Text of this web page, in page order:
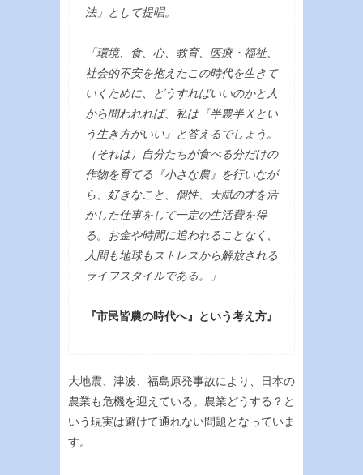
法」として提唱。
「環境、食、心、教育、医療・福祉、
社会的不安を抱えたこの時代を生きて
いくために、どうすればいいのかと人
から問われれば、私は『半農半Ｘとい
う生き方がいい』と答えるでしょう。
（それは）自分たちが食べる分だけの
作物を育てる『小さな農』を行いなが
ら、好きなこと、個性、天賦の才を活
かした仕事をして一定の生活費を得
る。お金や時間に追われることなく、
人間も地球もストレスから解放される
ライフスタイルである。」
『市民皆農の時代へ』という考え方』
大地震、津波、福島原発事故により、日本の
農業も危機を迎えている。農業どうする？と
いう現実は避けて通れない問題となっていま
す。